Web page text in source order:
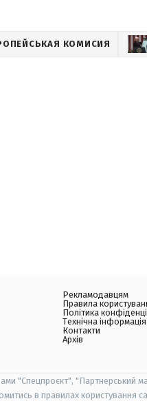
КОМИСИЯ
Рекламодавцям
Правила
Політика
Технічна інформація
Контакти
Архів
"Спецпроєкт", "Партнерський
в правилах користування